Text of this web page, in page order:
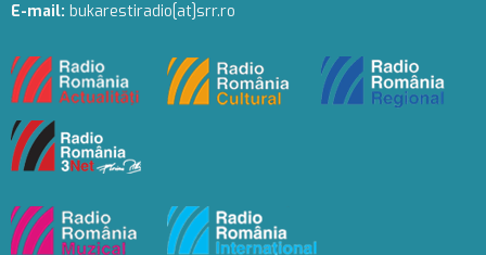
E-mail: bukarestiradio[at]srr.ro